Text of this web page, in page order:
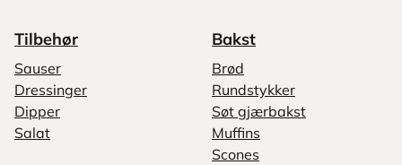
Tilbehør
Sauser
Dressinger
Dipper
Salat
Bakst
Brød
Rundstykker
Søt gjærbakst
Muffins
Scones